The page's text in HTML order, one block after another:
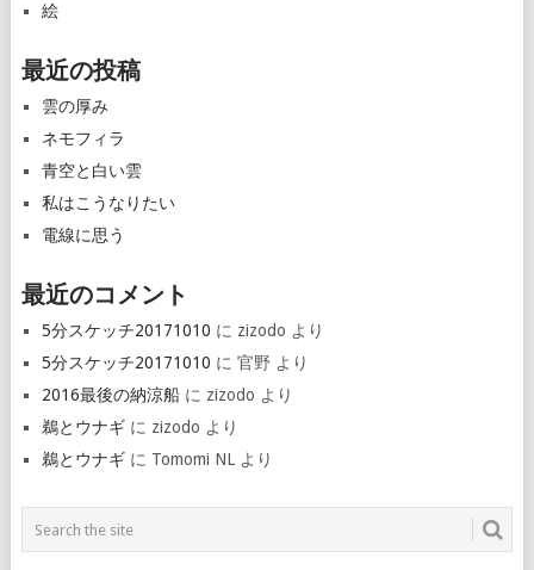
絵
最近の投稿
雲の厚み
ネモフィラ
青空と白い雲
私はこうなりたい
電線に思う
最近のコメント
5分スケッチ20171010 に zizodo より
5分スケッチ20171010 に 官野 より
2016最後の納涼船に zizodo より
鵜とウナギに zizodo より
鵜とウナギに Tomomi NLより